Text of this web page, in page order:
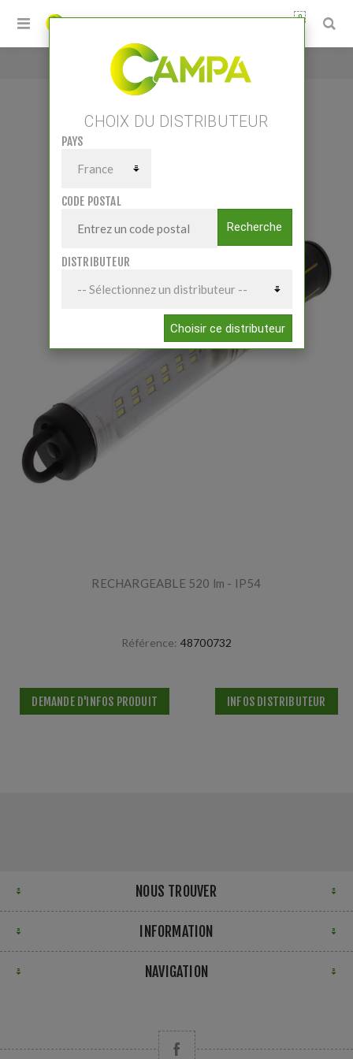
0
Accueil LAMPE D’ATELIER LED
RECHARGEABLE 520 lm - IP54
Référence: 48700732
DEMANDE D'INFOS PRODUIT INFOS DISTRIBUTEUR
NOUS TROUVER
INFORMATION
NAVIGATION
CHOIX DU DISTRIBUTEUR
PAYS
CODE POSTAL
Recherche
DISTRIBUTEUR
Choisir ce distributeur